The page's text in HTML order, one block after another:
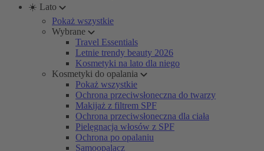
☀️ Lato
Pokaż wszystkie
Wybrane
Travel Essentials
Letnie trendy beauty 2026
Kosmetyki na lato dla niego
Kosmetyki do opalania
Pokaż wszystkie
Ochrona przeciwsłoneczna do twarzy
Makijaż z filtrem SPF
Ochrona przeciwsłoneczna dla ciała
Pielęgnacja włosów z SPF
Ochrona po opalaniu
Samoopalacz